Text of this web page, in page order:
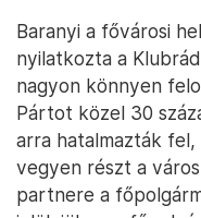
Baranyi a fővárosi
nyilatkozta a
nagyon könnyen
Pártot közel 30
arra hatalmazták
vegyen részt a
partnere a